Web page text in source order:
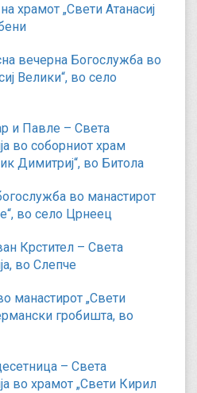
храмот „Свети Атанасиј
вечерна Богослужба во
Велики“, во село
и Павле – Света
во соборниот храм
Димитриј“, во Битола
во манастирот
во село Црнеец
Крстител – Света
во Слепче
манастирот „Свети
гробишта, во
– Света
во храмот „Свети Кирил